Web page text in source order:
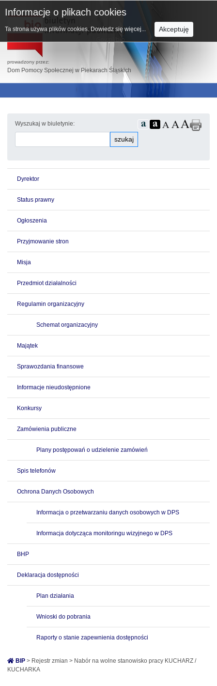
prowadzony przez:
Dom Pomocy Społecznej w Piekarach Śląskich
Wyszukaj w biuletynie:
szukaj
Dyrektor
Status prawny
Ogłoszenia
Przyjmowanie stron
Misja
Przedmiot działalności
Regulamin organizacyjny
Schemat organizacyjny
Majątek
Sprawozdania finansowe
Informacje nieudostępnione
Konkursy
Zamówienia publiczne
Plany postępowań o udzielenie zamówień
Spis telefonów
Ochrona Danych Osobowych
Informacja o przetwarzaniu danych osobowych w DPS
Informacja dotycząca monitoringu wizyjnego w DPS
BHP
Deklaracja dostępności
Plan działania
Wnioski do pobrania
Raporty o stanie zapewnienia dostępności
BIP > Rejestr zmian > Nabór na wolne stanowisko pracy KUCHARZ /
KUCHARKA
Informacje o plikach cookies
Ta strona używa plików cookies. Dowiedz się więcej... Akceptuję